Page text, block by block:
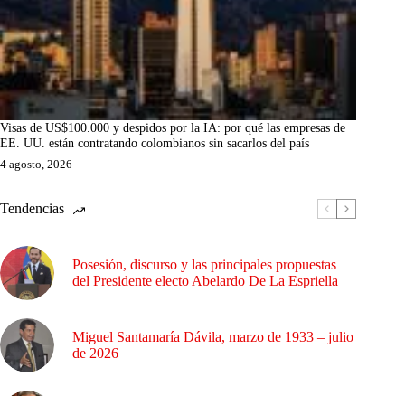
Visas de US$100.000 y despidos por la IA: por qué las empresas de
EE. UU. están contratando colombianos sin sacarlos del país
4 agosto, 2026
Tendencias
Posesión, discurso y las principales propuestas
del Presidente electo Abelardo De La Espriella
Miguel Santamaría Dávila, marzo de 1933 – julio
de 2026